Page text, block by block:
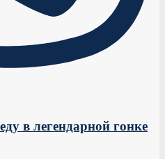
в легендарной гонке